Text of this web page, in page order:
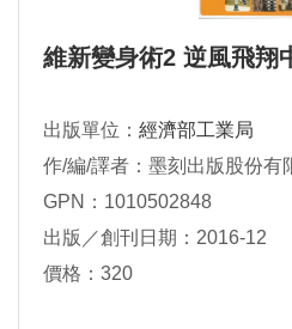
維新變身術2 逆風飛翔
出版單位： 經濟部工業局
作/編/譯者：墨刻出版股份有
GPN：1010502848
出版／創刊日期：2016-12
價格：320